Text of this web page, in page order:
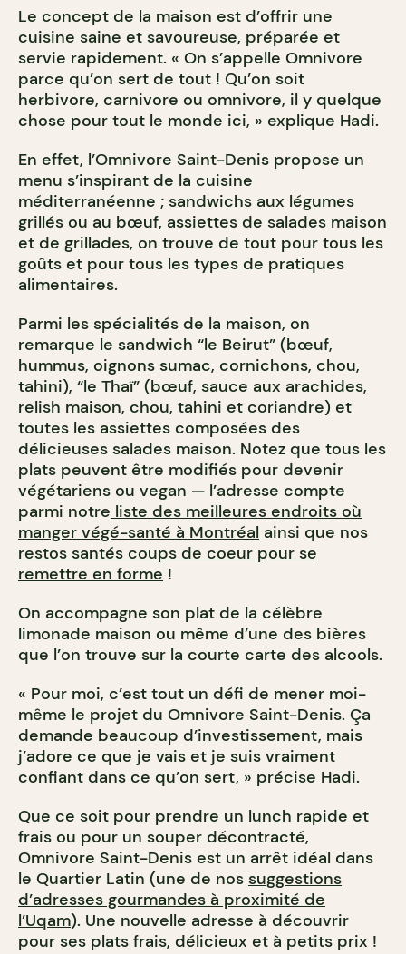
Le concept de la maison est d’offrir une
cuisine saine et savoureuse, préparée et
servie rapidement. « On s’appelle Omnivore
parce qu’on sert de tout ! Qu’on soit
herbivore, carnivore ou omnivore, il y quelque
chose pour tout le monde ici, » explique Hadi.
En effet, l’Omnivore Saint-Denis propose un
menu s’inspirant de la cuisine
méditerranéenne ; sandwichs aux légumes
grillés ou au bœuf, assiettes de salades maison
et de grillades, on trouve de tout pour tous les
goûts et pour tous les types de pratiques
alimentaires.
Parmi les spécialités de la maison, on
remarque le sandwich “le Beirut” (bœuf,
hummus, oignons sumac, cornichons, chou,
tahini), “le Thaï” (bœuf, sauce aux arachides,
relish maison, chou, tahini et coriandre) et
toutes les assiettes composées des
délicieuses salades maison. Notez que tous les
plats peuvent être modifiés pour devenir
végétariens ou vegan — l’adresse compte
parmi notre liste des meilleures endroits où
manger végé-santé à Montréal ainsi que nos
restos santés coups de coeur pour se
remettre en forme !
On accompagne son plat de la célèbre
limonade maison ou même d’une des bières
que l’on trouve sur la courte carte des alcools.
« Pour moi, c’est tout un défi de mener moi-
même le projet du Omnivore Saint-Denis. Ça
demande beaucoup d’investissement, mais
j’adore ce que je vais et je suis vraiment
confiant dans ce qu’on sert, » précise Hadi.
Que ce soit pour prendre un lunch rapide et
frais ou pour un souper décontracté,
Omnivore Saint-Denis est un arrêt idéal dans
le Quartier Latin (une de nos suggestions
d’adresses gourmandes à proximité de
l’Uqam). Une nouvelle adresse à découvrir
pour ses plats frais, délicieux et à petits prix !